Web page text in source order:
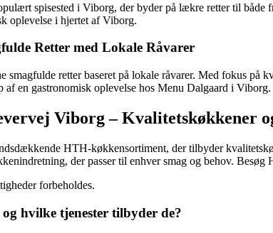
spisested i Viborg, der byder på lækre retter til
oplevelse i hjertet af Viborg.
Retter med Lokale Råvarer
smagfulde retter baseret på lokale råvarer. Med fokus på
en gastronomisk oplevelse hos Menu Dalgaard i Viborg.
Viborg – Kvalitetskøkkener
HTH-køkkensortiment, der tilbyder
der passer til enhver smag og behov.
forbeholdes.
hvilke tjenester tilbyder de?